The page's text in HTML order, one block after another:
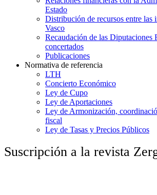
Estado
Distribución de recursos entre las
Vasco
Recaudación de las Diputaciones
concertados
Publicaciones
Normativa de referencia
LTH
Concierto Económico
Ley de Cupo
Ley de Aportaciones
Ley de Armonización,
fiscal
Ley de Tasas y Precios Públicos
Suscripción a la revista